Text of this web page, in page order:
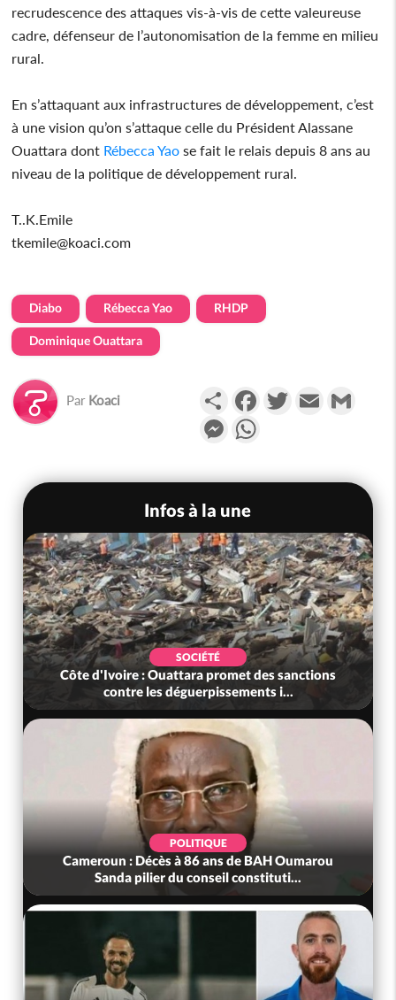
recrudescence des attaques vis-à-vis de cette valeureuse
cadre, défenseur de l’autonomisation de la femme en milieu
rural.
En s’attaquant aux infrastructures de développement, c’est
à une vision qu’on s’attaque celle du Président Alassane
Ouattara dont Rébecca Yao se fait le relais depuis 8 ans au
niveau de la politique de développement rural.
T..K.Emile
tkemile@koaci.com
Diabo Rébecca Yao RHDP
Dominique Ouattara
Par Koaci PartagerFacebookTwitterEmail
Messenger
Infos à la une
SOCIÉTÉ
Côte d'Ivoire : Ouattara promet des sanctions
contre les déguerpissements i...
POLITIQUE
Cameroun : Décès à 86 ans de BAH Oumarou
Sanda pilier du conseil constituti...